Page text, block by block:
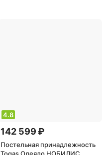
4.8
142 599 ₽
Постельная принадлежность